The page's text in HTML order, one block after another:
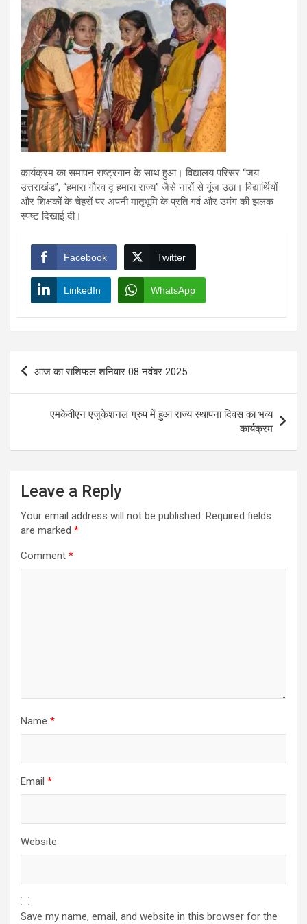
कार्यक्रम का समापन राष्ट्रगान के साथ हुआ। विद्यालय परिसर “जय
उत्तराखंड”, “हमारा गौरव दृ हमारा राज्य” जैसे नारों से गूंज उठा। विद्यार्थियों
और शिक्षकों के चेहरों पर अपनी मातृभूमि के प्रति गर्व और उमंग की झलक
स्पष्ट दिखाई दी।
Facebook Twitter
LinkedIn WhatsApp
Post
आज का राशिफल शनिवार 08 नवंबर 2025
एमकेवीएन एजुकेशनल ग्रुप में हुआ राज्य स्थापना दिवस का भव्य
कार्यक्रम
Leave a Reply
Your email address will not be published. Required fields
are marked *
Comment *
Name *
Email *
Website
Save my name, email, and website in this browser for the